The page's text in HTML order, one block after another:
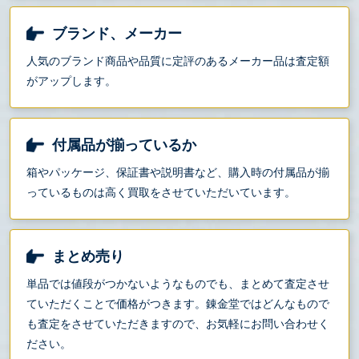
ブランド、メーカー
人気のブランド商品や品質に定評のあるメーカー品は査定額
がアップします。
付属品が揃っているか
箱やパッケージ、保証書や説明書など、購入時の付属品が揃
っているものは高く買取をさせていただいています。
まとめ売り
単品では値段がつかないようなものでも、まとめて査定させ
ていただくことで価格がつきます。錬金堂ではどんなもので
も査定をさせていただきますので、お気軽にお問い合わせく
ださい。